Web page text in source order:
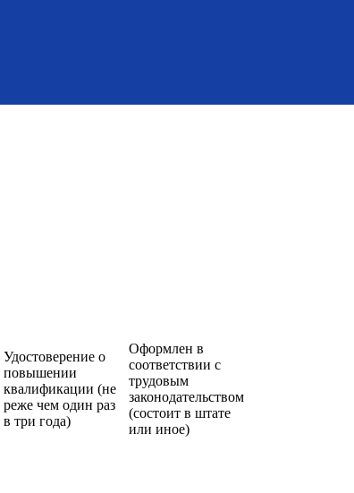
Удостоверение о
повышении
квалификации (не
реже чем один раз
в три года)
Оформлен в
соответствии с
трудовым
законодательством
(состоит в штате
или иное)